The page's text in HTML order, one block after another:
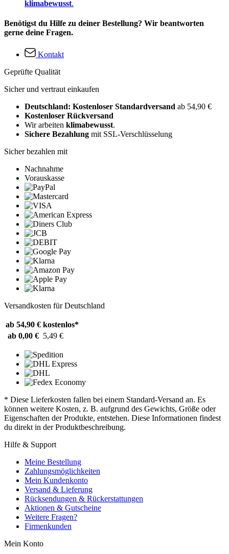
klimabewusst.
Benötigst du Hilfe zu deiner Bestellung? Wir beantworten
gerne deine Fragen.
Kontakt
Geprüfte Qualität
Sicher und vertraut einkaufen
Deutschland: Kostenloser Standardversand ab 54,90 €
Kostenloser Rückversand
Wir arbeiten klimabewusst.
Sichere Bezahlung mit SSL-Verschlüsselung
Sicher bezahlen mit
Nachnahme
Vorauskasse
Versandkosten für Deutschland
ab 54,90 € kostenlos*
ab 0,00 € 5,49 €
* Diese Lieferkosten fallen bei einem Standard-Versand an. Es
können weitere Kosten, z. B. aufgrund des Gewichts, Größe oder
Eigenschaften der Produkte, entstehen. Diese Informationen findest
du direkt in der Produktbeschreibung.
Hilfe & Support
Meine Bestellung
Zahlungsmöglichkeiten
Mein Kundenkonto
Versand & Lieferung
Rücksendungen & Rückerstattungen
Aktionen & Gutscheine
Weitere Fragen?
Firmenkunden
Mein Konto